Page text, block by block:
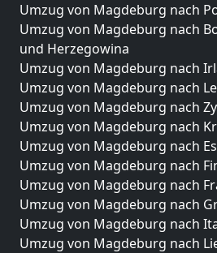
Umzug von Magdeburg nach
Umzug von Magdeburg nach
und Herzegowina
Umzug von Magdeburg nach
Umzug von Magdeburg nach
Umzug von Magdeburg nach
Umzug von Magdeburg nach
Umzug von Magdeburg nach
Umzug von Magdeburg nach
Umzug von Magdeburg nach
Umzug von Magdeburg nach
Umzug von Magdeburg nach
Umzug von Magdeburg nach